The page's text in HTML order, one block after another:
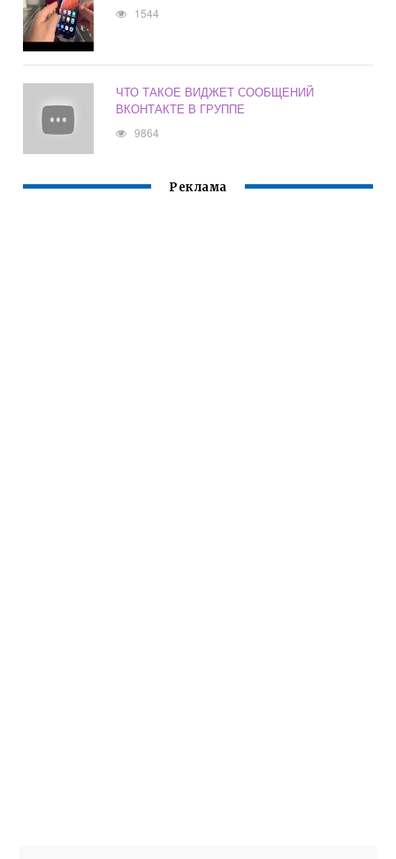
1544
ЧТО ТАКОЕ ВИДЖЕТ СООБЩЕНИЙ
ВКОНТАКТЕ В ГРУППЕ
9864
Реклама